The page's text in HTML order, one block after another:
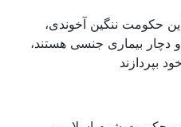
حکومت ننگین آخوندی،
دچار بیماری جنسی هستند،
بپردازند